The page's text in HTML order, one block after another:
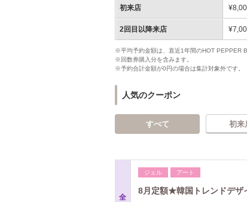
初来店
2回目以降来店
※平均予約金額は、直近1年間のHOT PEPPER
※回数券購入分を含みます。
※予約合計金額が0円の場合は集計対象外です。
人気のクーポン
すべて 初来
全
ジェル アート
8月定額★韓国トレンドデザ